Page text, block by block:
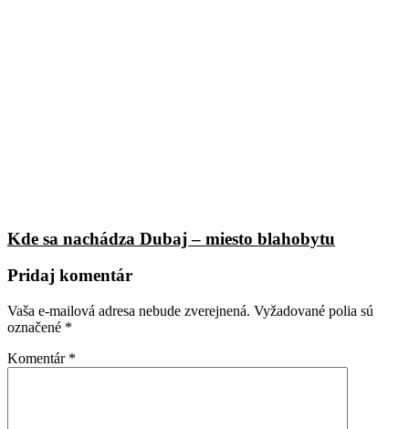
Kde sa nachádza Dubaj – miesto blahobytu
Pridaj komentár
Vaša e-mailová adresa nebude zverejnená. Vyžadované polia sú
označené *
Komentár *